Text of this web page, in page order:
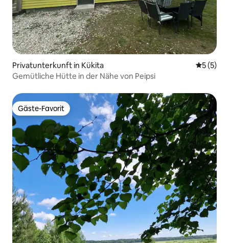
Privatunterkunft in Kükita
5 (5)
Gemütliche Hütte in der Nähe von Peipsi
Gäste-Favorit
Gäste-Favorit